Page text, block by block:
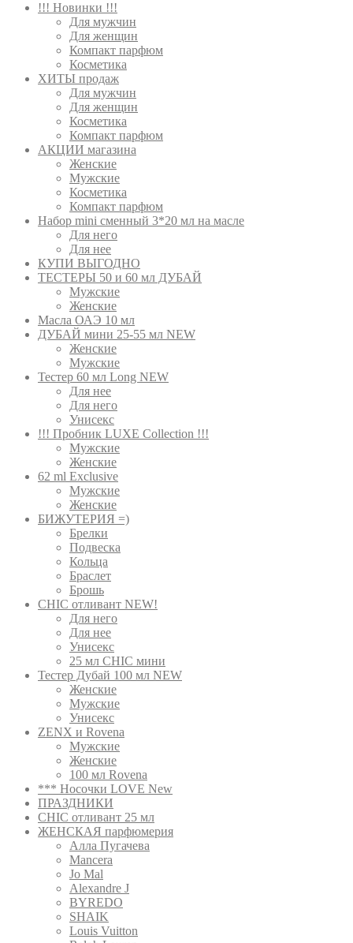
!!! Новинки !!!
Для мужчин
Для женщин
Компакт парфюм
Косметика
ХИТЫ продаж
Для мужчин
Для женщин
Косметика
Компакт парфюм
АКЦИИ магазина
Женские
Мужские
Косметика
Компакт парфюм
Набор mini сменный 3*20 мл на масле
Для него
Для нее
КУПИ ВЫГОДНО
ТЕСТЕРЫ 50 и 60 мл ДУБАЙ
Мужские
Женские
Масла ОАЭ 10 мл
ДУБАЙ мини 25-55 мл NEW
Женские
Мужские
Тестер 60 мл Long NEW
Для нее
Для него
Унисекс
!!! Пробник LUXE Collection !!!
Мужские
Женские
62 ml Exclusive
Мужские
Женские
БИЖУТЕРИЯ =)
Брелки
Подвеска
Кольца
Браслет
Брошь
CHIC отливант NEW!
Для него
Для нее
Унисекс
25 мл CHIC мини
Тестер Дубай 100 мл NEW
Женские
Мужские
Унисекс
ZENX и Rovena
Мужские
Женские
100 мл Rovena
*** Носочки LOVE New
ПРАЗДНИКИ
CHIC отливант 25 мл
ЖЕНСКАЯ парфюмерия
Алла Пугачева
Mancera
Jo Mal
Alexandre J
BYREDO
SHAIK
Louis Vuitton